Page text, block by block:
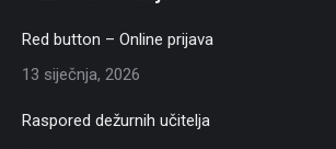
Red button – Online prijava
13 siječnja, 2026
Raspored dežurnih učitelja